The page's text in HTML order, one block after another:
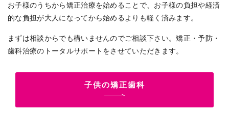
お子様のうちから矯正治療を始めることで、お子様の負担や経済
的な負担が大人になってから始めるよりも軽く済みます。
まずは相談からでも構いませんのでご相談下さい。矯正・予防・
歯科治療のトータルサポートをさせていただきます。
子供の矯正歯科